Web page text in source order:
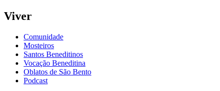
Viver
Comunidade
Mosteiros
Santos Beneditinos
Vocação Beneditina
Oblatos de São Bento
Podcast